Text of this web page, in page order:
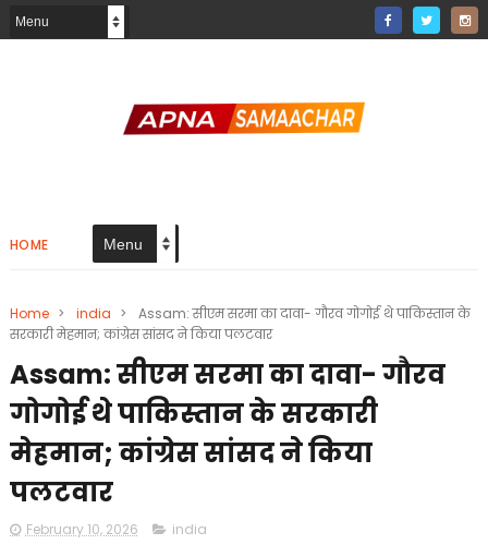
HOME
Home > india >
Assam: सीएम सरमा का दावा- गौरव गोगोई थे पाकिस्तान के
सरकारी मेहमान; कांग्रेस सांसद ने किया पलटवार
Assam: सीएम सरमा का दावा- गौरव
गोगोई थे पाकिस्तान के सरकारी
मेहमान; कांग्रेस सांसद ने किया
पलटवार
February 10, 2026 india